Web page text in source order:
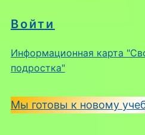
Войти
Информационная карта
подростка"
Мы готовы к новому